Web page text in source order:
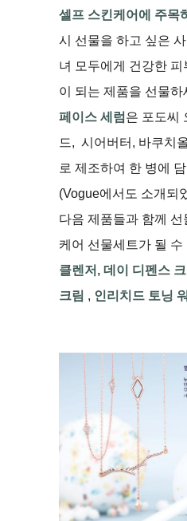
셀프 스킨케어에 주목
시 선물을 하고 싶은
녀 모두에게 건강한
이 되는 제품을 선물하
페이스 세럼 은 포도씨
드, 시어버터, 바쿠치
로 제조하여 한 병에
(Vogue에서도 소개되
다음 제품들과 함께
케어 선물세트가 될 수
클렌저 , 데이 디펜스 크
크림 , 인리치드 토닝